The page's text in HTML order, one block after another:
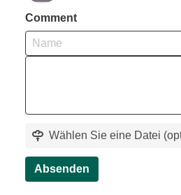
Comment
Wählen Sie eine Datei
Absenden